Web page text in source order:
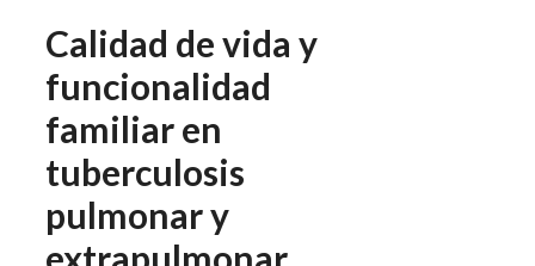
Calidad de vida y
funcionalidad
familiar en
tuberculosis
pulmonar y